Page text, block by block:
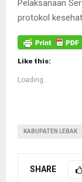
Pelaksanaan
protokol
Like this:
Loading...
KABUPATEN LEBAK
SHARE